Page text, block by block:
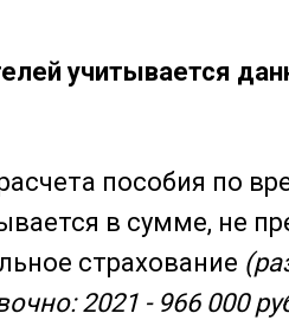
учитывается
пособия по
в сумме, не
страхование
2021 - 966 000